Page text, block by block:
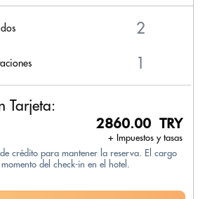
Tarjeta:
2860.00 TRY
+ Impuestos y tasas
crédito para mantener la reserva. El cargo
del check-in en el hotel.